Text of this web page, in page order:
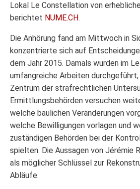
Lokal Le Constellation von
berichtet NUME.CH.
Die Anhörung fand am Mittwoch in
konzentrierte sich auf
dem Jahr 2015. Damals wurden im
umfangreiche Arbeiten
Zentrum der strafrechtlichen
Ermittlungsbehörden versuchen
welche baulichen Veränderungen
welche Bewilligungen vorlagen und
zuständigen Behörden bei der
spielten. Die Aussagen von Jérémie
als möglicher Schlüssel zur
Abläufe.